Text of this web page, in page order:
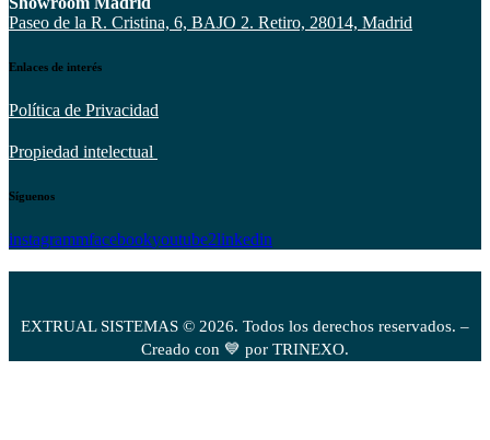
Paseo de la R. Cristina, 6, BAJO 2. Retiro, 28014, Madrid
Enlaces de interés
Política de Privacidad
Propiedad intelectual
Síguenos
instagrammfacebookyoutube2linkedin
EXTRUAL SISTEMAS © 2026. Todos los derechos reservados. –
Creado con 💙 por TRINEXO.